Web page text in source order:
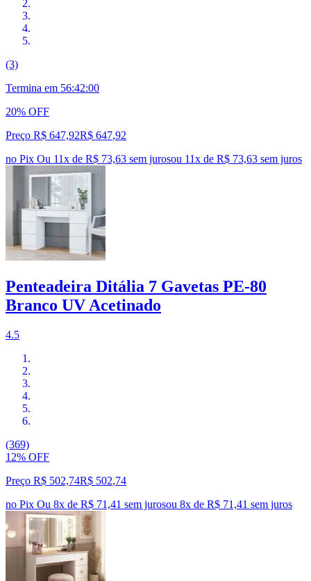
(3)
Termina em 56:42:00
20% OFF
Preço R$ 647,92R$ 647,92
no Pix Ou 11x de R$ 73,63 sem jurosou 11x de R$ 73,63 sem juros
Penteadeira Ditália 7 Gavetas PE-80
Branco UV Acetinado
4.5
(369)
12% OFF
Preço R$ 502,74R$ 502,74
no Pix Ou 8x de R$ 71,41 sem jurosou 8x de R$ 71,41 sem juros